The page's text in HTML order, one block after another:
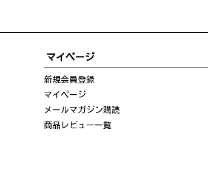
マイページ
新規会員登録
マイページ
メールマガジン購読
商品レビュー一覧